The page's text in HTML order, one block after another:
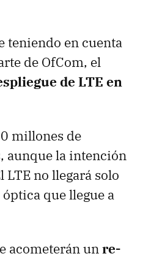
teniendo en cuenta
de OfCom, el
de LTE en
millones de
aunque la intención
LTE no llegará solo
que llegue a
acometerán unre-